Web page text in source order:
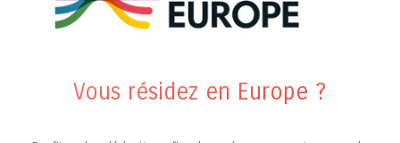
Vous résidez en Europe ?